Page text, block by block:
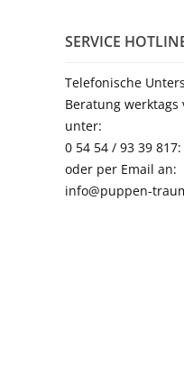
SERVICE
Telefonische
Beratung werktags
unter:
0 54 54 / 93 39 817:
oder per Email an:
info@puppen-